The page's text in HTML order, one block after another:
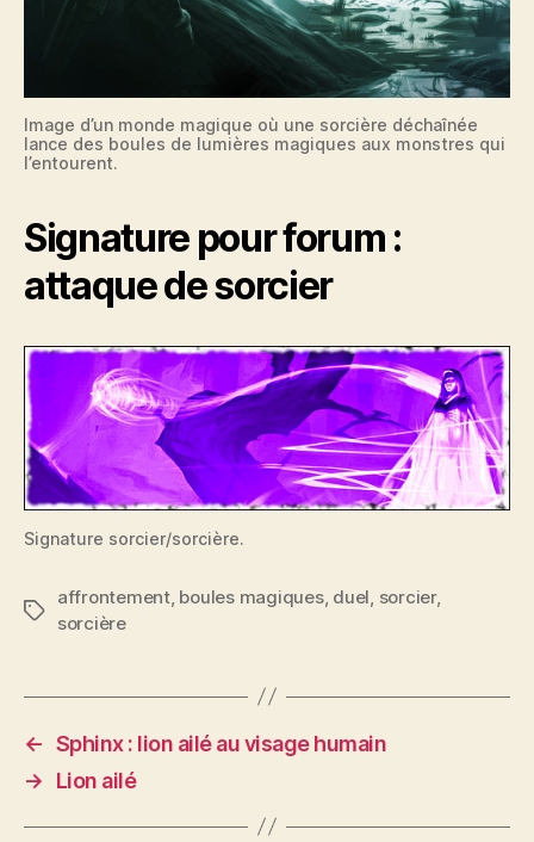
Image d’un monde magique où une sorcière déchaînée
lance des boules de lumières magiques aux monstres qui
l’entourent.
Signature pour forum :
attaque de sorcier
Signature sorcier/sorcière.
Étiquettes
affrontement, boules magiques, duel sorcier,
sorcière
← Sphinx : lion ailé au visage humain
→
Lion ailé